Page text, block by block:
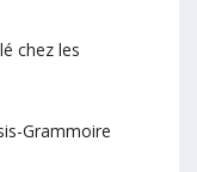
chez les
Grammoire